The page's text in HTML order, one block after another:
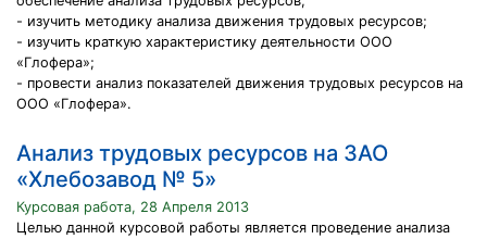
- изучить методику анализа движения трудовых ресурсов;
- изучить краткую характеристику деятельности ООО
«Глофера»;
- провести анализ показателей движения трудовых ресурсов на
ООО «Глофера».
Анализ трудовых ресурсов на ЗАО
«Хлебозавод № 5»
Курсовая работа, 28 Апреля 2013
Целью данной курсовой работы является проведение анализа